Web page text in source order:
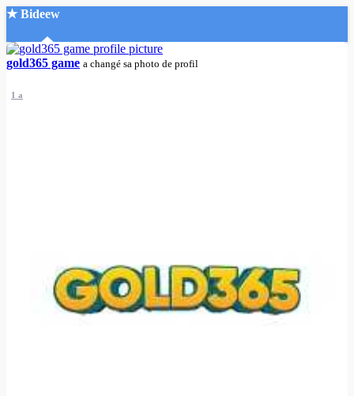
★ Bideew
Accueil
gold365 game a changé sa photo de profil
1 a